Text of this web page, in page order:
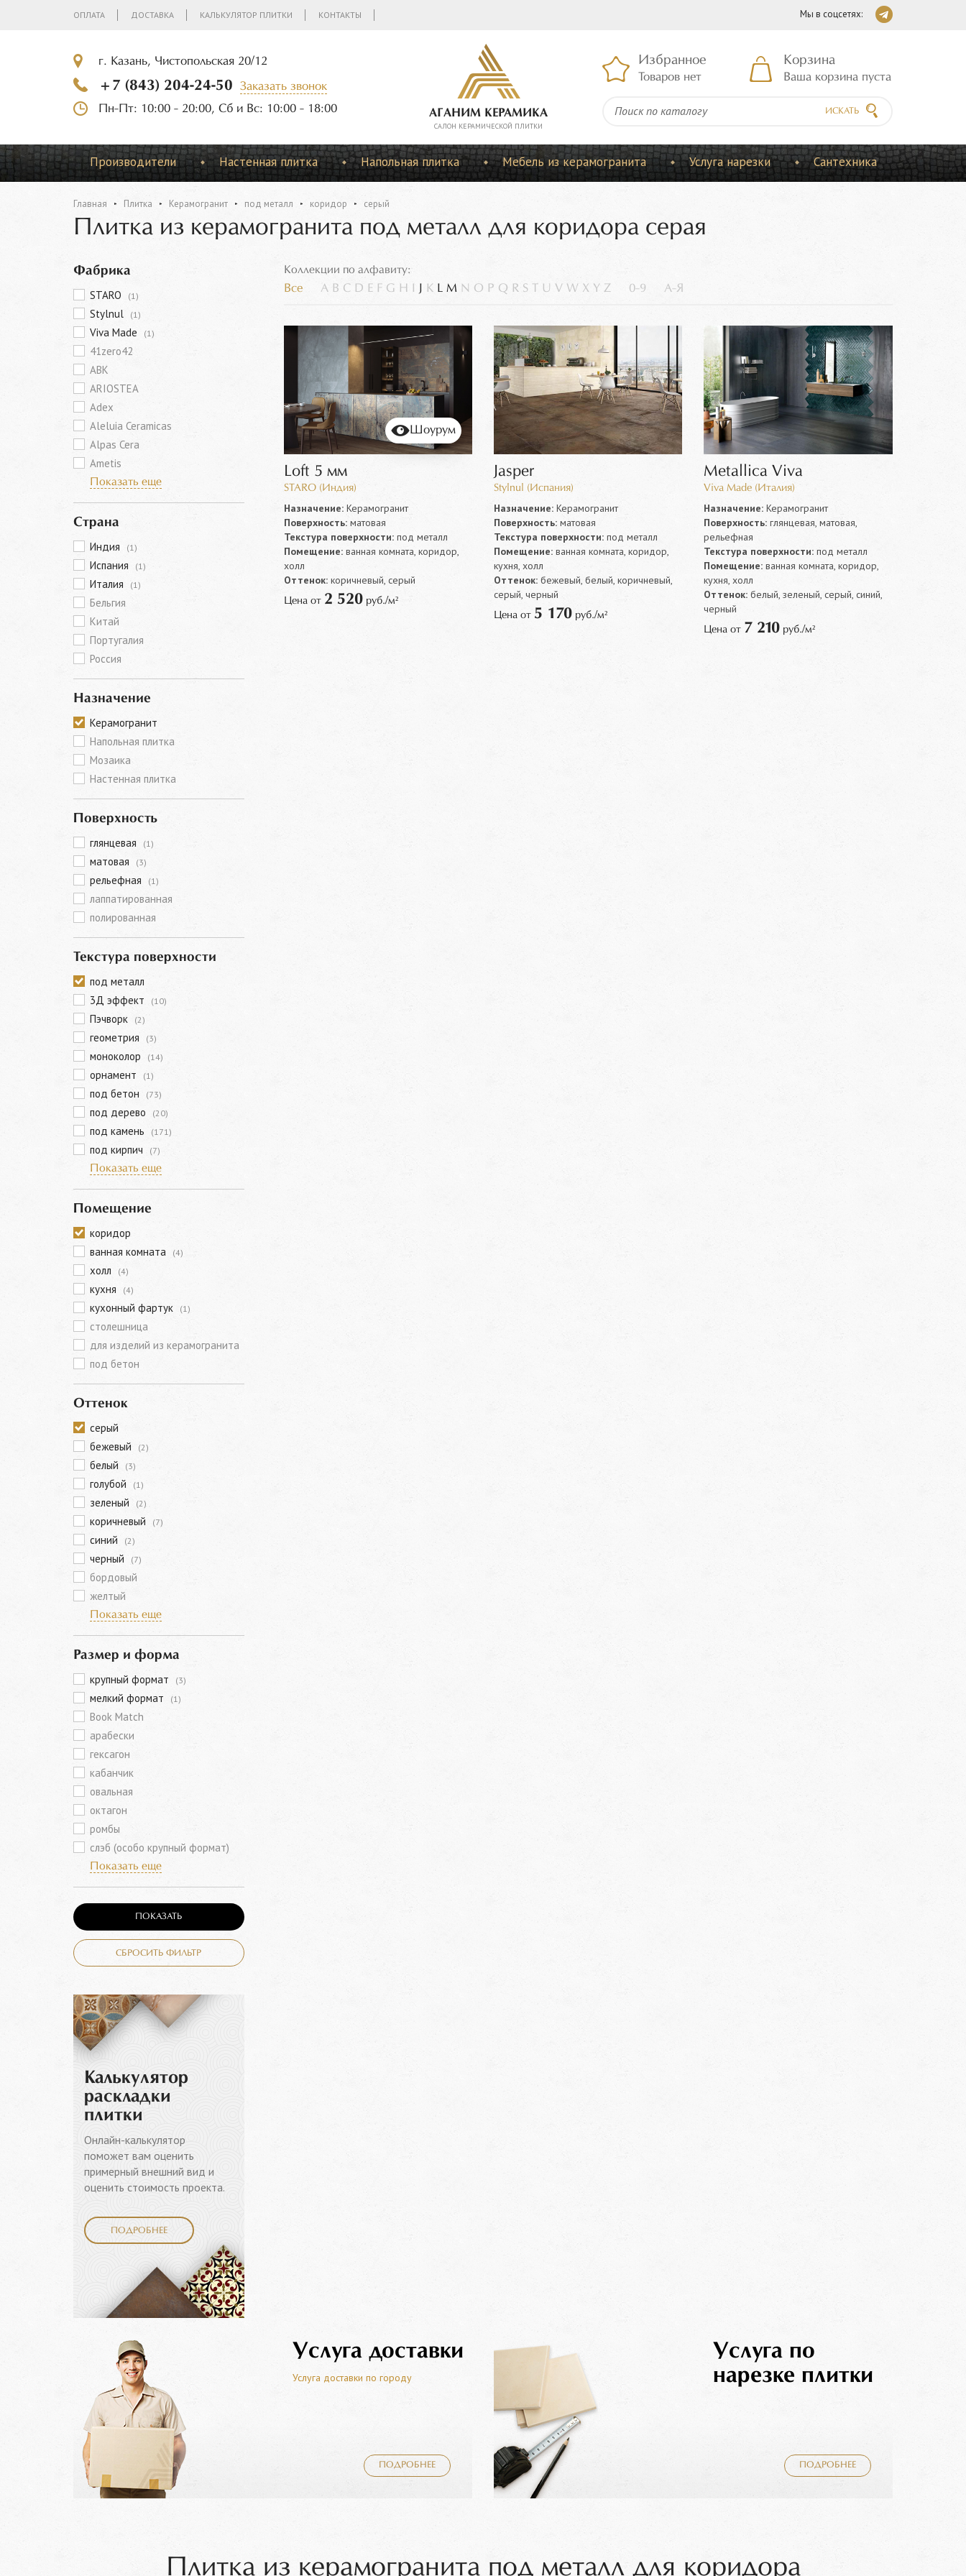
ОПЛАТА ДОСТАВКА КАЛЬКУЛЯТОР ПЛИТКИ КОНТАКТЫ Мы в соцсетях:
г. Казань, Чистопольская 20/12
+7 (843) 204-24-50
Заказать звонок
Пн-Пт: 10:00 - 20:00, Сб и Вс: 10:00 - 18:00
АГАНИМ КЕРАМИКА
CАЛОН КЕРАМИЧЕСКОЙ ПЛИТКИ
Избранное
Товаров нет
Корзина
Ваша корзина пуста
ИСКАТЬ
Производители Настенная плитка Напольная плитка Мебель из керамогранита Услуга нарезки Сантехника
Главная Плитка Керамогранит под металл коридор серый
Плитка из керамогранита под металл для коридора серая
Фабрика
STARO (1)
Stylnul (1)
Viva Made (1)
41zero42
ABK
ARIOSTEA
Adex
Aleluia Ceramicas
Alpas Cera
Ametis
Показать еще
Страна
Индия (1)
Испания (1)
Италия (1)
Бельгия
Китай
Португалия
Россия
Назначение
Керамогранит
Напольная плитка
Мозаика
Настенная плитка
Поверхность
глянцевая (1)
матовая (3)
рельефная (1)
лаппатированная
полированная
Текстура поверхности
под металл
3Д эффект
(10)
Пэчворк (2)
геометрия (3)
моноколор (14)
орнамент (1)
под бетон (73)
под дерево (20)
под камень (171)
под кирпич
(7)
Показать еще
Помещение
коридор
ванная комната
(4)
холл (4)
кухня (4)
кухонный фартук (1)
столешница
для изделий из керамогранита
под бетон
Оттенок
серый
бежевый
(2)
белый (3)
голубой (1)
зеленый (2)
коричневый (7)
синий (2)
черный (7)
бордовый
желтый
Показать еще
Размер и форма
крупный формат (3)
мелкий формат (1)
Book Match
арабески
гексагон
кабанчик
овальная
октагон
ромбы
слэб (особо крупный формат)
Показать еще
ПОКАЗАТЬ
СБРОСИТЬ ФИЛЬТР
Калькулятор
раскладки
плитки
Онлайн-калькулятор
поможет вам оценить
примерный внешний вид и
оценить стоимость проекта.
ПОДРОБНЕЕ
Коллекции по алфавиту:
Все A B C D E F G H J K L M N O P Q R S U V W X Y Z 0-9 А-Я
Шоурум
Loft 5 мм
STARO (Индия)
Назначение:Керамогранит
Поверхность:матовая
Текстура поверхности:под металл
Помещение:ванная комната, коридор,
холл
Оттенок:коричневый, серый
Цена от 2 520руб./м²
Jasper
Stylnul (Испания)
Назначение:Керамогранит
Поверхность:матовая
Текстура поверхности:под металл
Помещение:ванная комната, коридор,
кухня, холл
Оттенок:бежевый, белый, коричневый,
серый, черный
Цена от 5 170руб./м²
Metallica Viva
Viva Made (Италия)
Назначение: Керамогранит
Поверхность: глянцевая, матовая,
рельефная
Текстура поверхности: под металл
Помещение: ванная комната, коридор,
кухня, холл
Оттенок: белый, зеленый, серый, синий,
черный
Цена от 7 210 руб./м²
Услуга доставки
Услуга доставки по городу
ПОДРОБНЕЕ
Услуга по
нарезке плитки
ПОДРОБНЕЕ
Плитка из керамогранита под металл для коридора